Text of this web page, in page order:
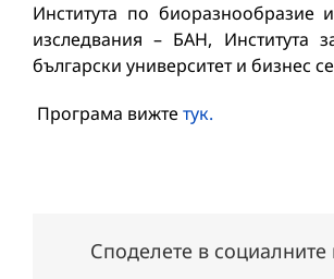
Института по биоразнообразие
изследвания – БАН, Института
български университет и бизнес
Програма вижте тук.
Споделете в